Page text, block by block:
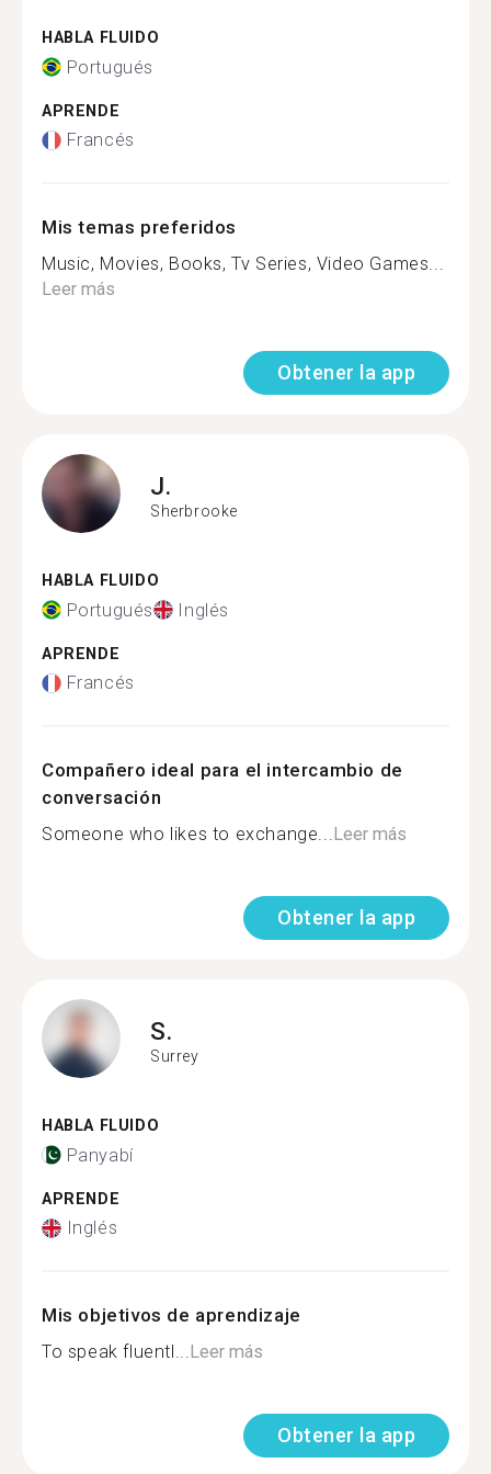
HABLA FLUIDO
Portugués
APRENDE
Francés
Mis temas preferidos
Music, Movies, Books, Tv Series, Video Games...
Leer más
Obtener la app
J.
Sherbrooke
HABLA FLUIDO
Portugués Inglés
APRENDE
Francés
Compañero ideal para el intercambio de
conversación
Someone who likes to exchange...Leer más
Obtener la app
S.
Surrey
HABLA FLUIDO
Panyabí
APRENDE
Inglés
Mis objetivos de aprendizaje
To speak fluentl...Leer más
Obtener la app